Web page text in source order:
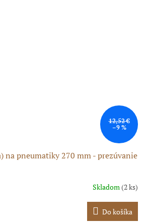
12,52 €
–9 %
na pneumatiky 270 mm - prezúvanie
Skladom(2 ks)
Do košíka